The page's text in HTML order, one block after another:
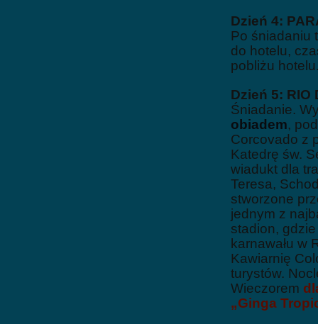
Dzień 4:
Po śniadaniu
do hotelu,
pobliżu
Dzień 5: RIO
Śniadanie.
obiadem,
Corcovado z
Katedrę św.
wiadukt dla
Teresa,
stworzone
jednym z
stadion,
karnawału w
Kawiarnię
turystów.
Wieczorem
„Ginga